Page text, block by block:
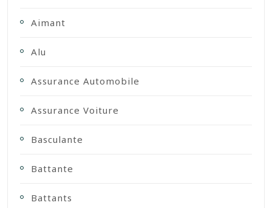
Aimant
Alu
Assurance Automobile
Assurance Voiture
Basculante
Battante
Battants